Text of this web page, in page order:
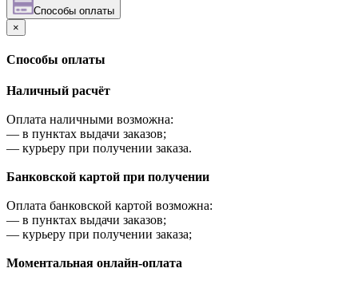
Cпособы оплаты
×
Cпособы оплаты
Наличный расчёт
Оплата наличными возможна:
— в пунктах выдачи заказов;
— курьеру при получении заказа.
Банковской картой при получении
Оплата банковской картой возможна:
— в пунктах выдачи заказов;
— курьеру при получении заказа;
Моментальная онлайн-оплата